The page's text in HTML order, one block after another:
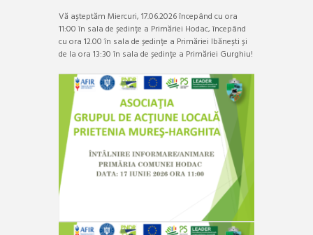
Vă așteptăm Miercuri, 17.06.2026 începând cu ora
11:00 în sala de ședințe a Primăriei Hodac, începând
cu ora 12.00 în sala de ședințe a Primăriei Ibănești și
de la ora 13:30 în sala de ședințe a Primăriei Gurghiu!